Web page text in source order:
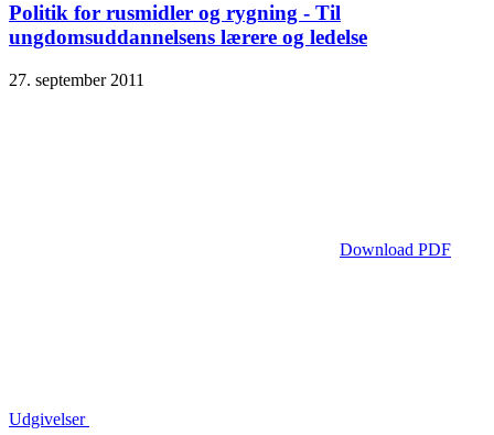
Politik for rusmidler og rygning - Til
ungdomsuddannelsens lærere og ledelse
27. september 2011
Download PDF
Udgivelser